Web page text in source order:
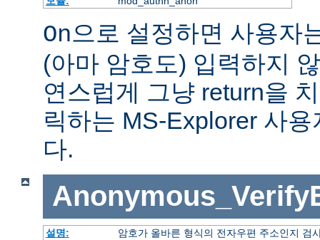
On으로 설정하면 사용자
(아마 암호도) 입력하지
연스럽게 그냥 return을
릭하는 MS-Explorer 사
다.
설명:
암호가 올바른 형식의 전자우편 주소인지 검